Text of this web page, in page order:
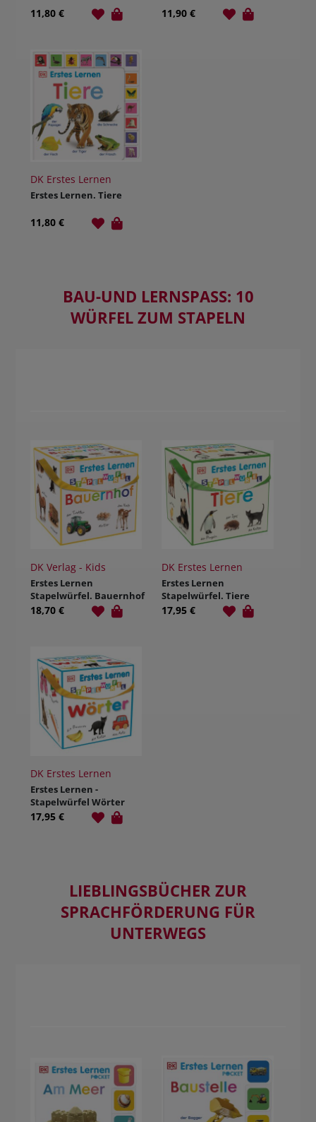
11,80 € 11,90 €
DK Erstes Lernen
Erstes Lernen. Tiere
11,80 €
BAU-UND LERNSPASS: 10 W
ÜRFEL ZUM STAPELN
DK Verlag - Kids
Erstes Lernen
Stapelwürfel. Bauernhof
18,70 €
DK Erstes Lernen
Erstes Lernen
Stapelwürfel. Tiere
17,95 €
DK Erstes Lernen
Erstes Lernen -
Stapelwürfel Wörter
17,95 €
LIEBLINGSBÜCHER ZUR
SPRACHFÖRDERUNG FÜR
UNTERWEGS